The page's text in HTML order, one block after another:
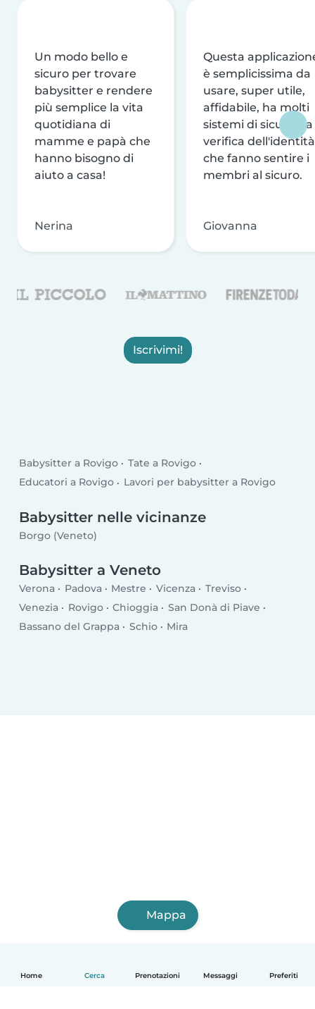
Home Cerca Prenotazioni Messaggi Preferiti
Un modo bello e
sicuro per trovare
babysitter e rendere
più semplice la vita
quotidiana di
mamme e papà che
hanno bisogno di
aiuto a casa!
Nerina
Questa
è semplicissima da
usare, super utile,
affidabile, ha molti
sistemi di sicurezza
verifica dell'identità
che fanno sentire i
membri al sicuro.
Giovanna
Iscrivimi!
Babysitter a Rovigo
Tate a Rovigo
Educatori a Rovigo
Lavori per babysitter a Rovigo
Babysitter nelle vicinanze
Borgo (Veneto)
Babysitter a Veneto
Verona Padova Mestre Vicenza
Treviso
Venezia
Rovigo Chioggia
San Donà di Piave
Bassano del Grappa
Schio Mira
Mappa